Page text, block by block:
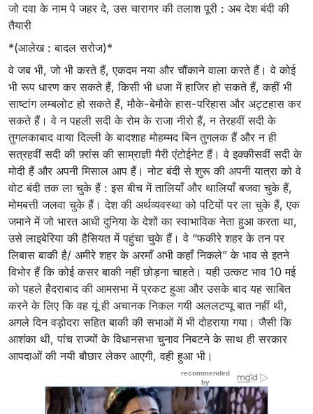
जो दवा के नाम पे जहर दे, उस चारागर की तलाश पूरी : अब देश बंदी की
तैयारी
*(आलेख : बादल सरोज)*
वे जब भी, जो भी करते हैं, एकदम नया और चौंकाने वाला करते हैं। वे कोई
भी रूप धारण कर सकते हैं, किसी भी धजा में हाजिर हो सकते हैं, कहीं भी
साष्टांग लम्बलोट हो सकते हैं, मौके-बेमौके हास-परिहास और अट्टहास कर
सकते हैं। वे न पहली सदी के रोम के राजा नीरो हैं, न तेरहवीं सदी के
तुगलकाबाद वाया दिल्ली के बादशाह मोहम्मद बिन तुगलक हैं और न ही
सत्रहवीं सदी की फ़्रांस की साम्राज्ञी मैरी एंटोईनेट हैं। वे इक्कीसवीं सदी के
मोदी हैं और अपनी मिसाल आप हैं। नोट बंदी से शुरू की अपनी यात्रा को वे
वोट बंदी तक ला चुके हैं : इस बीच में तालियाँ और थालियाँ बजवा चुके हैं,
मोमबत्ती जलवा चुके हैं। देश की अर्थव्यवस्था को पटियों पर ला चुके हैं, एक
जमाने में जो भारत आधी दुनिया के देशों का स्वाभाविक नेता हुआ करता था,
उसे लाइबेरिया की हैसियत में पहुंचा चुके हैं। वे “फकीरे शहर के तन पर
लिबास बाकी है/ अमीरे शहर के अरमाँ अभी कहाँ निकले” के भाव से इतने
विभोर हैं कि कोई कसर बाकी नहीं छोड़ना चाहते। यही उत्कट भाव 10 मई
को पहले हैदराबाद की आमसभा में प्रकट हुआ और उसके बाद यह साबित
करने के लिए कि वह यूं ही अचानक निकल गयी अललटप्पू बात नहीं थी,
अगले दिन वड़ोदरा सहित बाकी की सभाओं में भी दोहराया गया। जैसी कि
आशंका थी, पांच राज्यों के विधानसभा चुनाव निबटने के साथ ही सरकार
आपदाओं की नयी बौछार लेकर आएगी, वही हुआ भी।